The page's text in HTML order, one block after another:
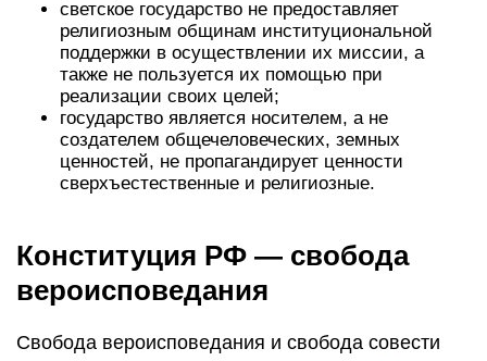
светское государство не предоставляет
религиозным общинам институциональной
поддержки в осуществлении их миссии, а
также не пользуется их помощью при
реализации своих целей;
государство является носителем, а не
создателем общечеловеческих, земных
ценностей, не пропагандирует ценности
сверхъестественные и религиозные.
Конституция РФ — свобода
вероисповедания
Свобода вероисповедания и свобода совести